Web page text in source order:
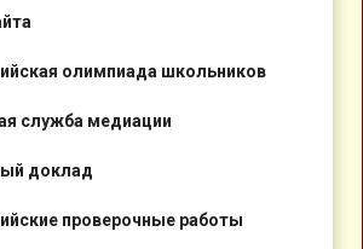
олимпиада школьников
служба медиации
доклад
проверочные работы